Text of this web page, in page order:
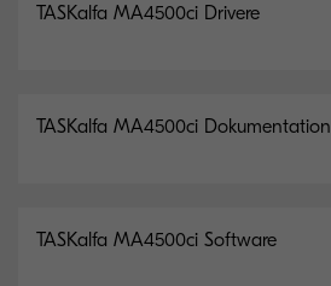
TASKalfa MA4500ci Drivere
TASKalfa MA4500ci Dokumentation
TASKalfa MA4500ci Software